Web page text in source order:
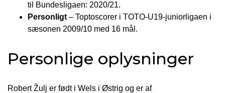
til Bundesligaen: 2020/21.
Personligt – Toptoscorer i TOTO-U19-juniorligaen i
sæsonen 2009/10 med 16 mål.
Personlige oplysninger
Robert Žulj er født i Wels i Østrig og er af